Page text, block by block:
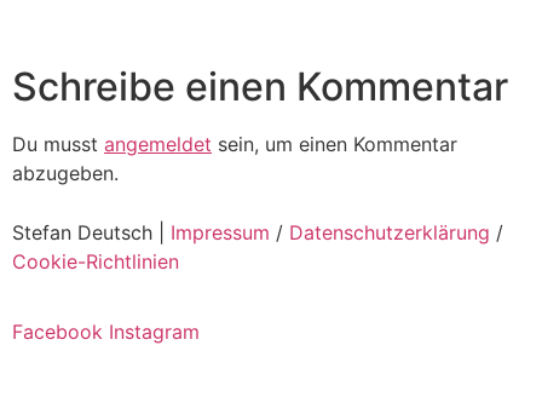
Schreibe einen Kommentar
Du musst angemeldet sein, um einen Kommentar
abzugeben.
Stefan Deutsch | Impressum / Datenschutzerklärung /
Cookie-Richtlinien
Facebook Instagram